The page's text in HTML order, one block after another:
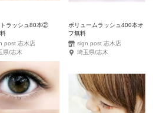
トラッシュ80本②
post 志木店
県/志木
ボリュームラッシュ400本オ
フ無料
sign post 志木店
埼玉県/志木